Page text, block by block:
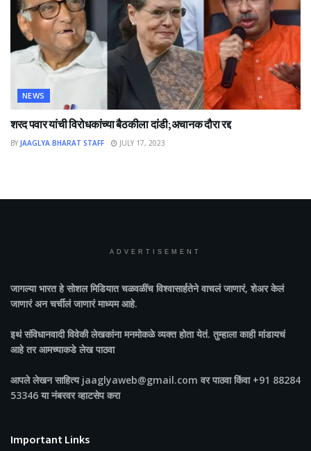
NEWS
शरद पवार यांची विरोधकांच्या बैठकीला दांडी;अचानक दौरा रद्द
BY JAAGLYA BHARAT STAFF JULY 17, 2023
ADVERTISEMENT
जागल्या भारतहे सोशल मिडियात चळवळींच विश्वासार्हतेने वाचलं जाणारं, शेअर केलं
जाणारं अन चर्चीलं जाणारं माध्यम आहे.
इथं संविधानवादी विवेकी लेखकांना मनमोकळे व्यक्त होता येतं. तुम्हाला काही मांडायचं
आहे तर आमच्याकडे लेख पाठवा
आपले लेखन साहित्य jaaglyaweb@gmail.com वर पाठवा किंवा +91 88284
53346 या नंबरवर व्हाटसेप करा
Important Links